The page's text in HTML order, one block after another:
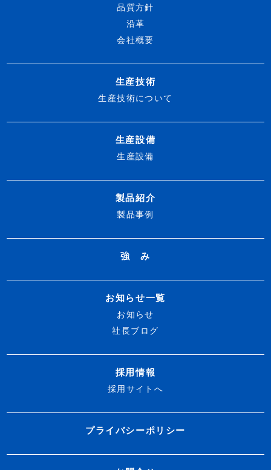
品質方針
沿革
会社概要
生産技術
生産技術について
生産設備
生産設備
製品紹介
製品事例
強 み
お知らせ一覧
お知らせ
社長ブログ
採用情報
採用サイトへ
プライバシーポリシー